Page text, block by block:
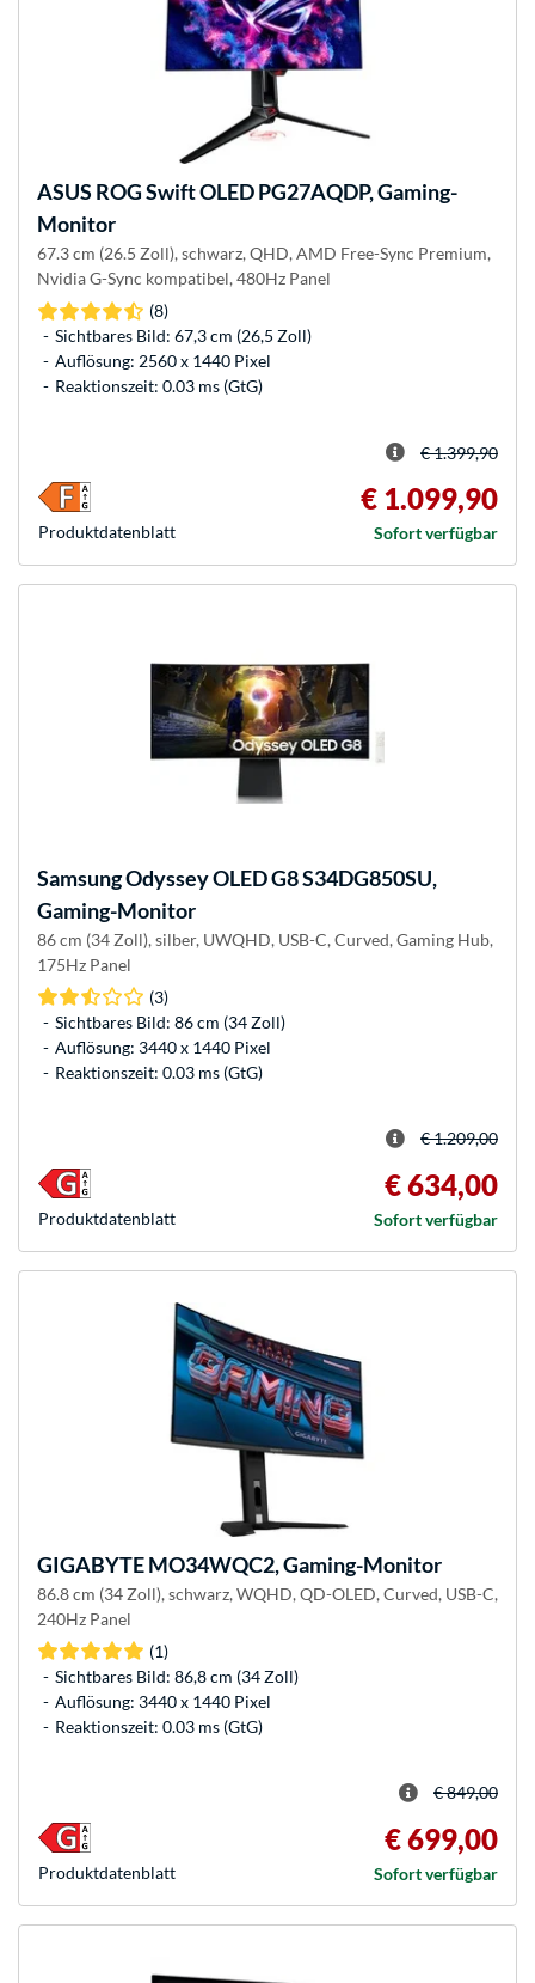
ASUS ROG Swift OLED PG27AQDP, Gaming-
Monitor
67.3 cm (26.5 Zoll), schwarz, QHD, AMD Free-Sync Premium,
Nvidia G-Sync kompatibel, 480Hz Panel
(8)
Sichtbares Bild: 67,3 cm (26,5 Zoll)
Auflösung: 2560 x 1440 Pixel
Reaktionszeit: 0.03 ms (GtG)
€ 1.399,90
€ 1.099,90
Sofort verfügbar
Produkt­datenblatt
SamsungOdyssey OLED G8 S34DG850SU,
Gaming-Monitor
86 cm (34 Zoll), silber, UWQHD, USB-C, Curved, Gaming Hub,
175Hz Panel
(3)
Sichtbares Bild: 86 cm (34 Zoll)
Auflösung: 3440 x 1440 Pixel
Reaktionszeit: 0.03 ms (GtG)
€ 1.209,00
€ 634,00
Sofort verfügbar
Produkt­datenblatt
GIGABYTEMO34WQC2, Gaming-Monitor
86.8 cm (34 Zoll), schwarz, WQHD, QD-OLED, Curved, USB-C,
240Hz Panel
(1)
Sichtbares Bild: 86,8 cm (34 Zoll)
Auflösung: 3440 x 1440 Pixel
Reaktionszeit: 0.03 ms (GtG)
€ 849,00
€ 699,00
Sofort verfügbar
Produkt­datenblatt